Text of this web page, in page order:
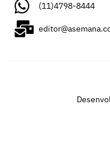
(11)4798-8444